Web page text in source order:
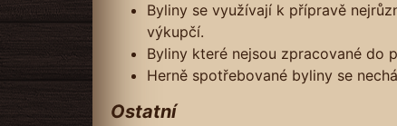
Byliny se využívají k přípravě
výkupčí.
Byliny které nejsou zpracované do
Herně spotřebované byliny se
Ostatní